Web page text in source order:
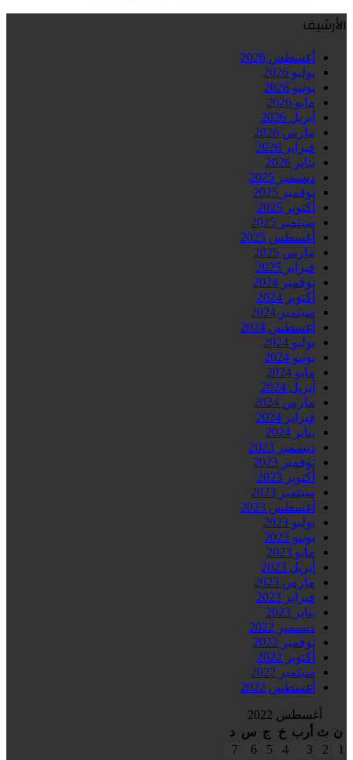
الأرشيف
أغسطس 2026
يوليو 2026
يونيو 2026
مايو 2026
أبريل 2026
مارس 2026
فبراير 2026
يناير 2026
ديسمبر 2025
نوفمبر 2025
أكتوبر 2025
سبتمبر 2025
أغسطس 2025
مارس 2025
فبراير 2025
نوفمبر 2024
أكتوبر 2024
سبتمبر 2024
أغسطس 2024
يوليو 2024
يونيو 2024
مايو 2024
أبريل 2024
مارس 2024
فبراير 2024
يناير 2024
ديسمبر 2023
نوفمبر 2023
أكتوبر 2023
سبتمبر 2023
أغسطس 2023
يوليو 2023
يونيو 2023
مايو 2023
أبريل 2023
مارس 2023
فبراير 2023
يناير 2023
ديسمبر 2022
نوفمبر 2022
أكتوبر 2022
سبتمبر 2022
أغسطس 2022
أغسطس 2022
ن ث أرب خ ج س د
1
2
3
4
5
6
7